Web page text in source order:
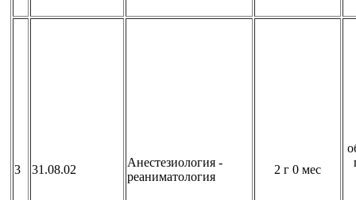
3 31.08.02
Анестезиология -
реаниматология
2 г 0 мес